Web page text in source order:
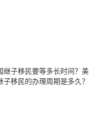
继子移民要等多长时间？美
子移民的办理周期是多久？